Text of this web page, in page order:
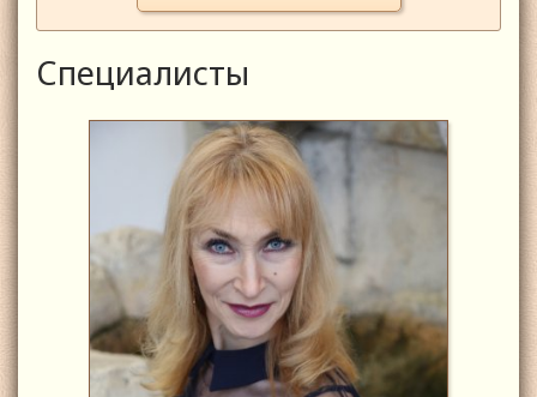
Специалисты